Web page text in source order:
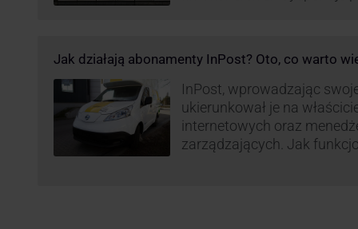
postanowił wprowadzić
wzbudziło ogromny
Jak działają abonamenty InPost? Oto, co warto
InPost, wprowadzając
ukierunkował je na
internetowych oraz
zarządzających. Jak